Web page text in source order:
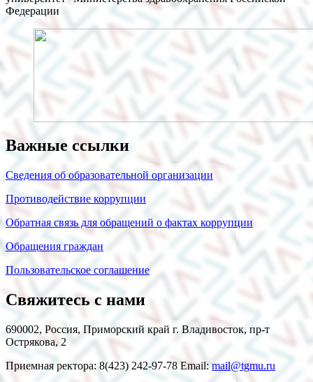
Федерации
Важные ссылки
Сведения об образовательной организации
Противодействие коррупции
Обратная связь для обращений о фактах коррупции
Обращения граждан
Пользовательское соглашение
Свяжитесь с нами
690002, Россия, Приморский край г. Владивосток, пр-т
Острякова, 2
Приемная ректора: 8(423) 242-97-78 Email: mail@tgmu.ru